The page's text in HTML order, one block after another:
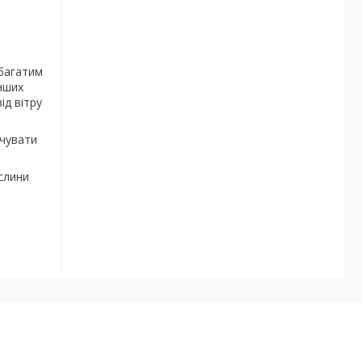
вітру